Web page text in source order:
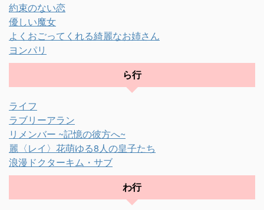
約束のない恋
優しい魔女
よくおごってくれる綺麗なお姉さん
ヨンパリ
ら行
ライフ
ラブリーアラン
リメンバー ~記憶の彼方へ~
麗〈レイ〉花萌ゆる8人の皇子たち
浪漫ドクターキム・サブ
わ行